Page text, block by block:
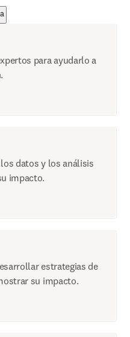
para ayudarlo a
datos y los análisis
impacto.
estrategias de
su impacto.